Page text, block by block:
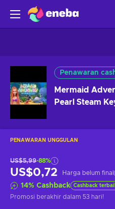
Penawaran
Mermaid
Pearl Steam
PENAWARAN UNGGULAN
US$5,99-88%
US$0,72 Harga belum final
14% Cashback Cashback
Promosi berakhir dalam 53 hari!